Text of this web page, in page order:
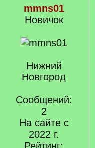
mmns01
Новичок
Нижний
Новгород
Сообщений:
2
На сайте с
2022 г.
Рейтинг: